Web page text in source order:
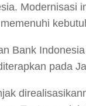
Modernisasi
Bank
pada